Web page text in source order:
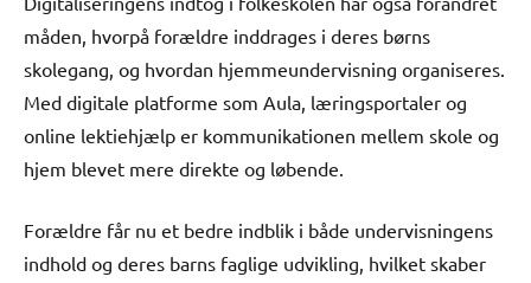
måden, hvorpå forældre inddrages i deres børns
skolegang, og hvordan hjemmeundervisning organiseres.
Med digitale platforme som Aula, læringsportaler og
online lektiehjælp er kommunikationen mellem skole og
hjem blevet mere direkte og løbende.
Forældre får nu et bedre indblik i både undervisningens
indhold og deres barns faglige udvikling, hvilket skaber